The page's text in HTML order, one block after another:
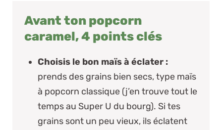
Avant ton popcorn
caramel, 4 points clés
Choisis le bon maïs à éclater :
prends des grains bien secs, type maïs
à popcorn classique (j’en trouve tout le
temps au Super U du bourg). Si tes
grains sont un peu vieux, ils éclatent